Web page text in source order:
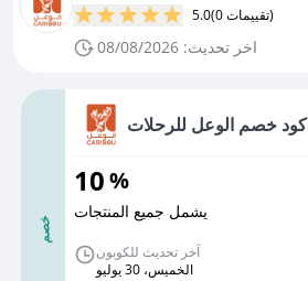
5.0 (0 تقييمات)
اخر تحديث: 08/08/2026
خصم
كود خصم الوعل للرحلات
10%
يشمل جميع المنتجات
آخر تحديث للكوبون
الخميس، 30 يوليو